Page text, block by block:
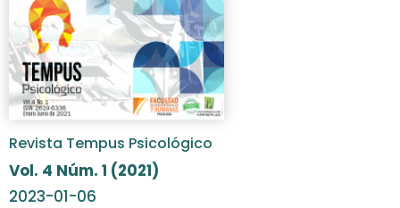
Revista Tempus Psicológico
Vol. 4 Núm. 1 (2021)
2023-01-06